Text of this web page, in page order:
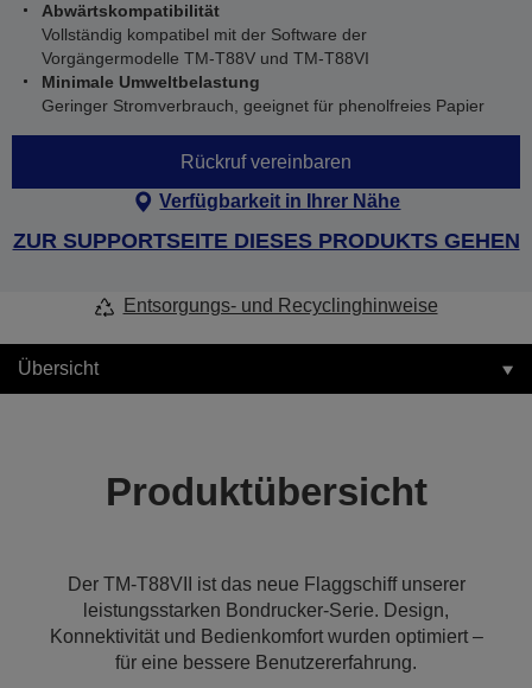
Abwärtskompatibilität
Vollständig kompatibel mit der Software der
Vorgängermodelle TM-T88V und TM-T88VI
Minimale Umweltbelastung
Geringer Stromverbrauch, geeignet für phenolfreies Papier
Rückruf vereinbaren
Verfügbarkeit in Ihrer Nähe
ZUR SUPPORTSEITE DIESES PRODUKTS GEHEN
Entsorgungs- und Recyclinghinweise
Übersicht
Produktübersicht
Der TM-T88VII ist das neue Flaggschiff unserer
leistungsstarken Bondrucker-Serie. Design,
Konnektivität und Bedienkomfort wurden optimiert –
für eine bessere Benutzererfahrung.